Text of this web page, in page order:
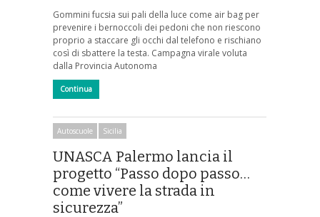
Gommini fucsia sui pali della luce come air bag per
prevenire i bernoccoli dei pedoni che non riescono
proprio a staccare gli occhi dal telefono e rischiano
così di sbattere la testa. Campagna virale voluta
dalla Provincia Autonoma
Continua
Autoscuole Sicilia
UNASCA Palermo lancia il
progetto “Passo dopo passo…
come vivere la strada in
sicurezza”